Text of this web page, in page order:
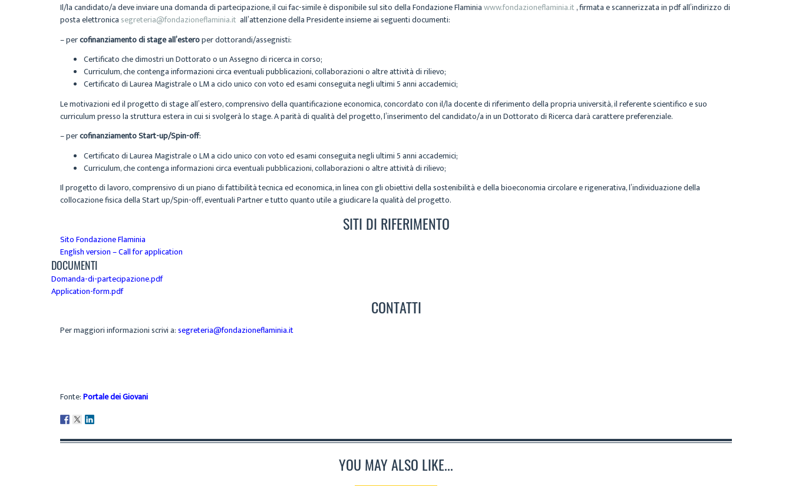
Il/la candidato/a deve inviare una domanda di partecipazione, il cui fac-simile è disponibile sul sito della Fondazione Flaminiawww.fondazioneflaminia.it, firmata e scannerizzata in pdf all’indirizzo di
posta elettronica segreteria@fondazioneflaminia.it all’attenzione della Presidente insieme ai seguenti documenti:
– percofinanziamento di stage all’esteroper dottorandi/assegnisti:
Certificato che dimostri un Dottorato o un Assegno di ricerca in corso;
Curriculum, che contenga informazioni circa eventuali pubblicazioni, collaborazioni o altre attività di rilievo;
Certificato di Laurea Magistrale o LM a ciclo unico con voto ed esami conseguita negli ultimi 5 anni accademici;
Le motivazioni ed il progetto di stage all’estero, comprensivo della quantificazione economica, concordato con il/la docente di riferimento della propria università, il referente scientifico e suo
curriculum presso la struttura estera in cui si svolgerà lo stage. A parità di qualità del progetto, l’inserimento del candidato/a in un Dottorato di Ricerca darà carattere preferenziale.
– percofinanziamento Start-up/Spin-off:
Certificato di Laurea Magistrale o LM a ciclo unico con voto ed esami conseguita negli ultimi 5 anni accademici;
Curriculum, che contenga informazioni circa eventuali pubblicazioni, collaborazioni o altre attività di rilievo;
Il progetto di lavoro, comprensivo di un piano di fattibilità tecnica ed economica, in linea con gli obiettivi della sostenibilità e della bioeconomia circolare e rigenerativa, l’individuazione della
collocazione fisica della Start up/Spin-off, eventuali Partner e tutto quanto utile a giudicare la qualità del progetto.
SITI DI RIFERIMENTO
Sito Fondazione Flaminia
English version – Call for application
DOCUMENTI
Domanda-di-partecipazione.pdf
Application-form.pdf
CONTATTI
Per maggiori informazioni scrivi a:segreteria@fondazioneflaminia.it
Fonte:Portale dei Giovani
YOU MAY ALSO LIKE...